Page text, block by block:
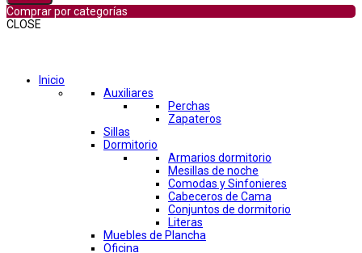
Comprar por categorías
CLOSE
Inicio
Auxiliares
Perchas
Zapateros
Sillas
Dormitorio
Armarios dormitorio
Mesillas de noche
Comodas y Sinfonieres
Cabeceros de Cama
Conjuntos de dormitorio
Literas
Muebles de Plancha
Oficina